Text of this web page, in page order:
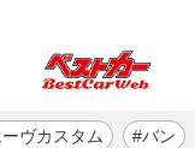
ヴカスタム #バン